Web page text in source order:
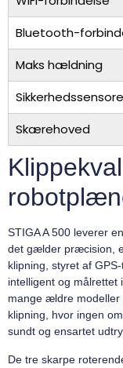
Bluetooth-
Maks hældning
Skærehoved
STIGA A 500 leverer
det gælder præcision,
klipning, styret af
intelligent og
mange ældre
klipning, hvor ingen
sundt og ensartet
De tre skarpe